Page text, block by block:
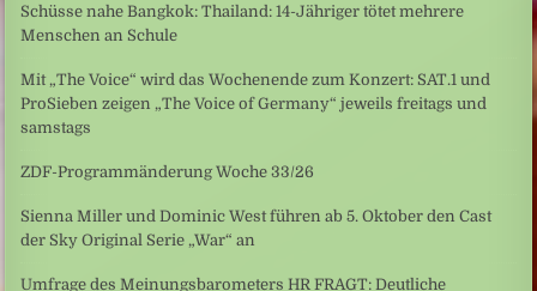
Schüsse nahe Bangkok: Thailand: 14-Jähriger tötet mehrere
Menschen an Schule
Mit „The Voice“ wird das Wochenende zum Konzert: SAT.1 und
ProSieben zeigen „The Voice of Germany“ jeweils freitags und
samstags
ZDF-Programmänderung Woche 33/26
Sienna Miller und Dominic West führen ab 5. Oktober den Cast
der Sky Original Serie „War“ an
Umfrage des Meinungsbarometers HR FRAGT: Deutliche